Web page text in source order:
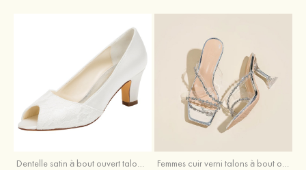
Dentelle satin à bout ouvert talon bas mariage chaussures Femmes cuir verni talons à bout ouvert sandales extérieur chaussures de mode